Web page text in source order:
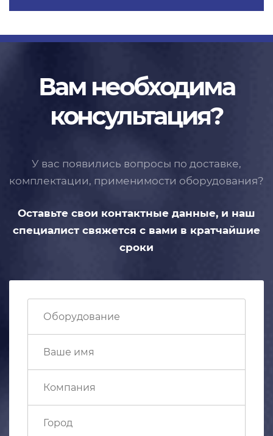
Вам необходима
консультация?
У вас появились вопросы по доставке,
комплектации, применимости оборудования?
Оставьте свои контактные данные, и наш
специалист свяжется с вами в кратчайшие
сроки